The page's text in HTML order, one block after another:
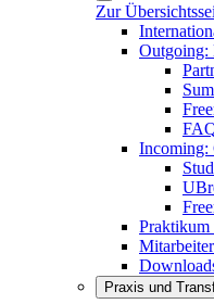
Zur
Outgoing:
Incoming:
Praktikum
Praxis und